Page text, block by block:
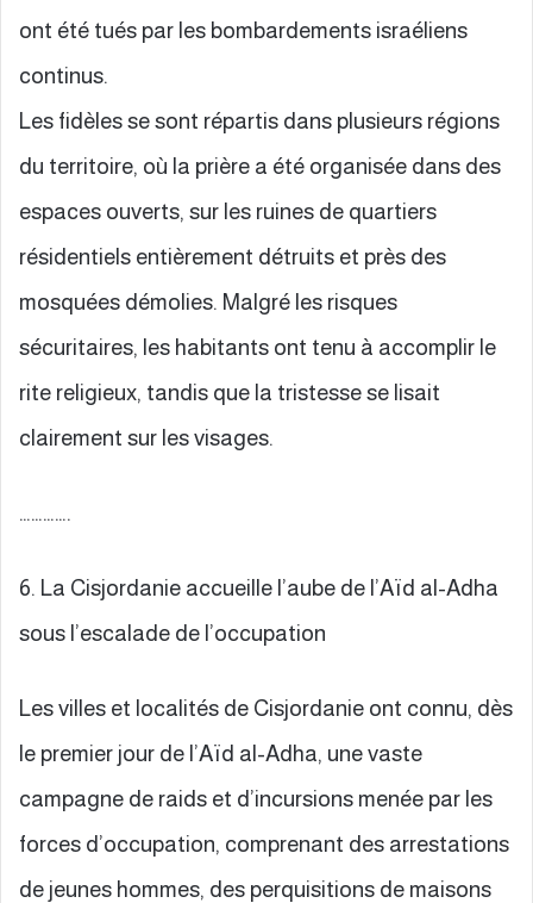
ont été tués par les bombardements israéliens
continus.
Les fidèles se sont répartis dans plusieurs régions
du territoire, où la prière a été organisée dans des
espaces ouverts, sur les ruines de quartiers
résidentiels entièrement détruits et près des
mosquées démolies. Malgré les risques
sécuritaires, les habitants ont tenu à accomplir le
rite religieux, tandis que la tristesse se lisait
clairement sur les visages.
………….
6. La Cisjordanie accueille l’aube de l’Aïd al-Adha
sous l’escalade de l’occupation
Les villes et localités de Cisjordanie ont connu, dès
le premier jour de l’Aïd al-Adha, une vaste
campagne de raids et d’incursions menée par les
forces d’occupation, comprenant des arrestations
de jeunes hommes, des perquisitions de maisons